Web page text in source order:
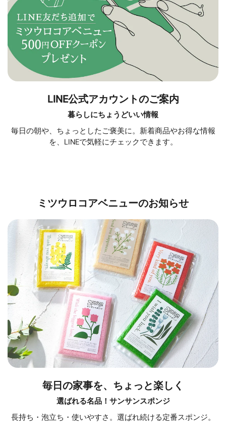
LINE公式アカウントのご案内
暮らしにちょうどいい情報
毎日の朝や、ちょっとしたご褒美に。新着商品やお得な情報
を、LINEで気軽にチェックできます。
ミツウロコアベニューのお知らせ
毎日の家事を、ちょっと楽しく
選ばれる名品！サンサンスポンジ
長持ち・泡立ち・使いやすさ。選ばれ続ける定番スポンジ。